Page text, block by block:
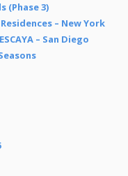
(Phase 3)
– New York
– San Diego